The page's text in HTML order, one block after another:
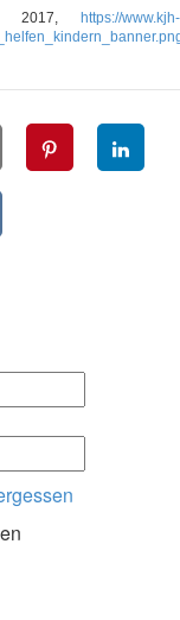
2017,
https://www.kjh-